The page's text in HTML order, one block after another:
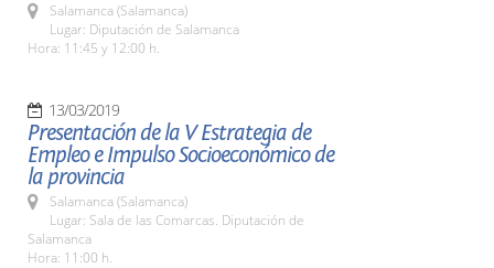
Salamanca (Salamanca)
Lugar: Diputación de Salamanca
Hora: 11:45 y 12:00 h.
13/03/2019
Presentación de la V Estrategia de
Empleo e Impulso Socioeconómico de
la provincia
Salamanca (Salamanca)
Lugar: Sala de las Comarcas. Diputación de
Salamanca
Hora: 11:00 h.